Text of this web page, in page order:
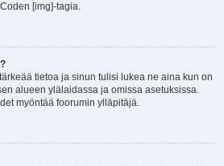
[img]-tagia.
tietoa ja sinun tulisi lukea ne aina kun on
alueen ylälaidassa ja omissa asetuksissa.
myöntää foorumin ylläpitäjä.